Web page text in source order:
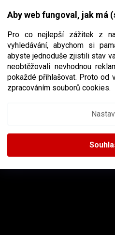
Aby web fungoval, jak má
Pro co nejlepší zážitek z
vyhledávání, abychom si
abyste jednoduše zjistili stav
neobtěžovali nevhodnou
pokaždé přihlašovat. Proto od
zpracováním souborů cookies.
CZK
HI TEC
Hi Tec
AINSTAGRAM